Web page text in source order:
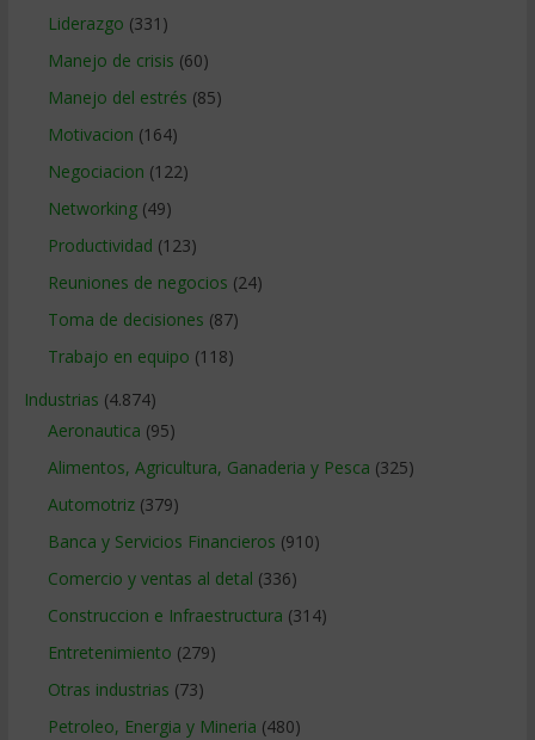
Liderazgo (331)
Manejo de crisis (60)
Manejo del estrés (85)
Motivacion (164)
Negociacion (122)
Networking(49)
Productividad (123)
Reuniones de negocios (24)
Toma de decisiones (87)
Trabajo en equipo (118)
Industrias (4.874)
Aeronautica (95)
Alimentos, Agricultura, Ganaderia y Pesca (325)
Automotriz(379)
Banca y Servicios Financieros (910)
Comercio y ventas al detal (336)
Construccion e Infraestructura (314)
Entretenimiento (279)
Otras industrias (73)
Petroleo, Energia y Mineria (480)